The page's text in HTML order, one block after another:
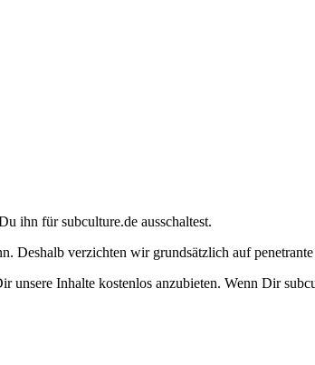
ihn für subculture.de ausschaltest.
Deshalb verzichten wir grundsätzlich auf
Inhalte kostenlos anzubieten. Wenn Dir